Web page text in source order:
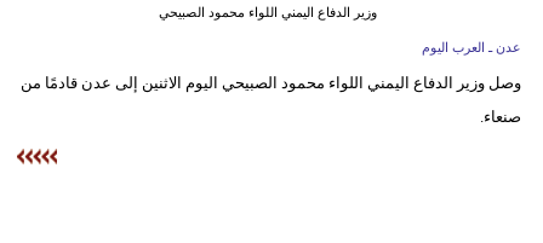
أزياء
وزير الدفاع اليمني اللواء محمود الصبيحي
عدن ـ العرب اليوم
وصل وزير الدفاع اليمني اللواء محمود الصبيحي اليوم الاثنين إلى عدن قادمًا من
صنعاء.